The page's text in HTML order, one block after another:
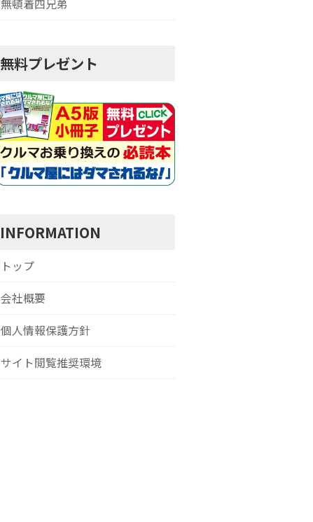
無頓着四兄弟
無料プレゼント
INFORMATION
トップ
会社概要
個人情報保護方針
サイト閲覧推奨環境